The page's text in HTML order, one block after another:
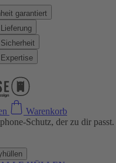
garantiert
Warenkorb
Schutz, der zu dir passt.